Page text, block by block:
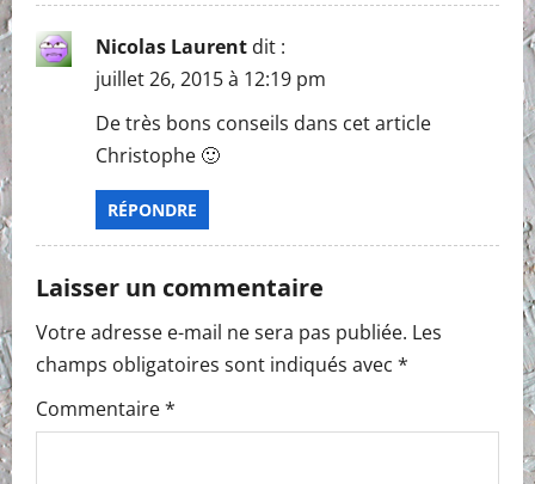
Nicolas Laurent dit :
juillet 26, 2015 à 12:19 pm
De très bons conseils dans cet article
Christophe 🙂
RÉPONDRE
Laisser un commentaire
Votre adresse e-mail ne sera pas publiée. Les
champs obligatoires sont indiqués avec *
Commentaire*